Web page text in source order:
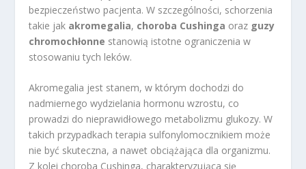
bezpieczeństwo pacjenta. W szczególności, schorzenia
takie jak akromegalia, choroba Cushinga oraz guzy
chromochłonne stanowią istotne ograniczenia w
stosowaniu tych leków.
Akromegalia jest stanem, w którym dochodzi do
nadmiernego wydzielania hormonu wzrostu, co
prowadzi do nieprawidłowego metabolizmu glukozy. W
takich przypadkach terapia sulfonylomocznikiem może
nie być skuteczna, a nawet obciążająca dla organizmu.
Z kolei choroba Cushinga, charakteryzująca się